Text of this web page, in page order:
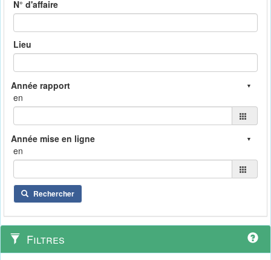
N° d'affaire
Lieu
en
en
Rechercher
Filtres